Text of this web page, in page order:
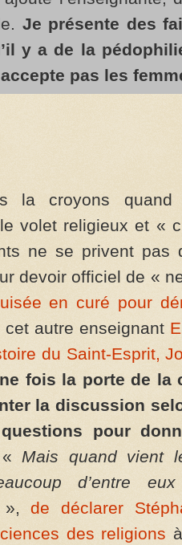
Je présente des
y a de la
accepte pas les
la croyons
volet religieux et «
ne se privent pas
devoir officiel de «
en curé pour
cet autre enseignant
du Saint-Esprit,
fois la porte de la
la discussion
pour
«Mais quand vient
d’entre
», de déclarer
des religions